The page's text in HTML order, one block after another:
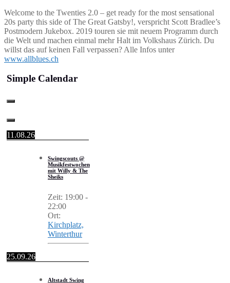
Welcome to the Twenties 2.0 – get ready for the most sensational
20s party this side of The Great Gatsby!, verspricht Scott Bradlee’s
Postmodern Jukebox. 2019 touren sie mit neuem Programm durch
die Welt und machen einmal mehr Halt im Volkshaus Zürich. Du
willst das auf keinen Fall verpassen? Alle Infos unter
www.allblues.ch
Simple Calendar
11.08.26
Swingscouts @
Musikfestwochen
mit Willy & The
Sheiks
Zeit: 19:00 -
22:00
Ort:
Kirchplatz,
Winterthur
25.09.26
Altstadt Swing